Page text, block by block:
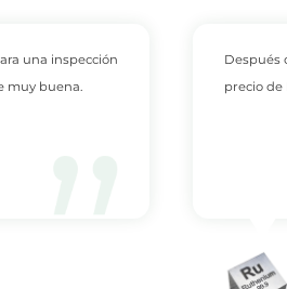
una inspección
muy buena.
Después
precio de